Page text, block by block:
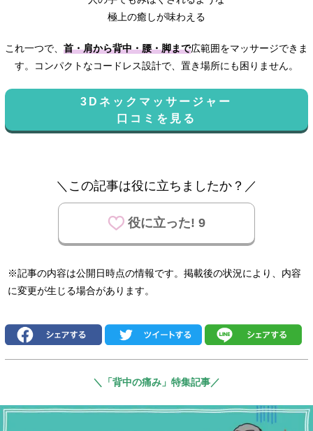
極上の癒しが味わえる
これ一つで、 首・肩から背中・腰・脚まで広範囲をマッサージできま
す。コンパクトなコードレス設計で、置き場所にも困りません。
3Dネックマッサージャー
口コミを見る
＼この記事は役に立ちましたか？／
役に立った! 9
※記事の内容は公開日時点の情報です。掲載後の状況により、内容
に変更が生じる場合があります。
＼「背中の痛み」特集記事／